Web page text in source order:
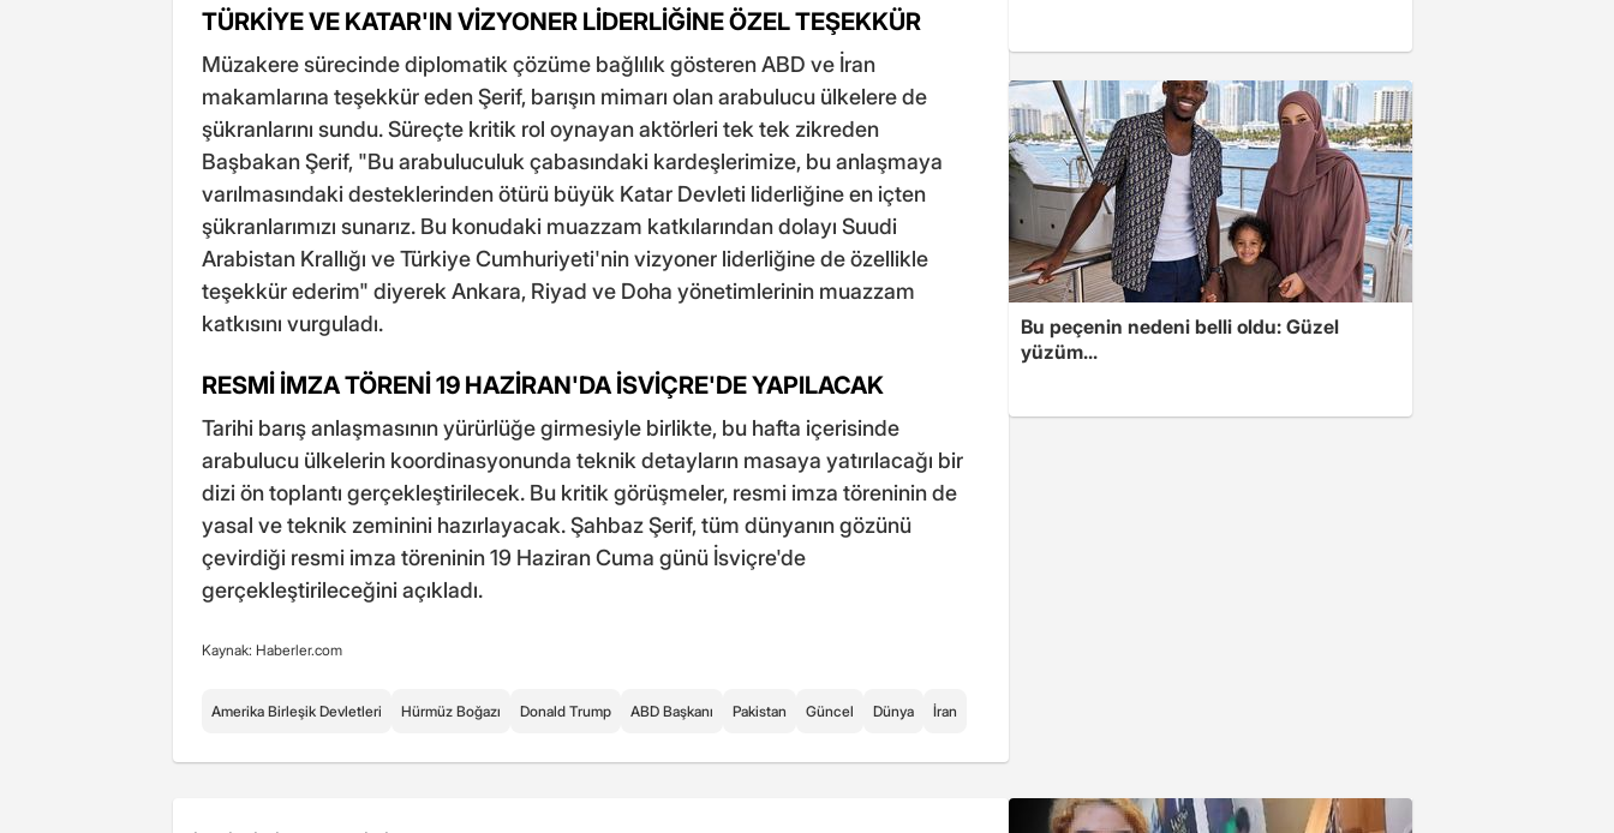
TÜRKİYE VE KATAR'IN VİZYONER LİDERLİĞİNE ÖZEL TEŞEKKÜR
Müzakere sürecinde diplomatik çözüme bağlılık gösteren ABD ve İran
makamlarına teşekkür eden Şerif, barışın mimarı olan arabulucu ülkelere de
şükranlarını sundu. Süreçte kritik rol oynayan aktörleri tek tek zikreden
Başbakan Şerif, "Bu arabuluculuk çabasındaki kardeşlerimize, bu anlaşmaya
varılmasındaki desteklerinden ötürü büyük Katar Devleti liderliğine en içten
şükranlarımızı sunarız. Bu konudaki muazzam katkılarından dolayı Suudi
Arabistan Krallığı ve Türkiye Cumhuriyeti'nin vizyoner liderliğine de özellikle
teşekkür ederim" diyerek Ankara, Riyad ve Doha yönetimlerinin muazzam
katkısını vurguladı.
RESMİ İMZA TÖRENİ 19 HAZİRAN'DA İSVİÇRE'DE YAPILACAK
Tarihi barış anlaşmasının yürürlüğe girmesiyle birlikte, bu hafta içerisinde
arabulucu ülkelerin koordinasyonunda teknik detayların masaya yatırılacağı bir
dizi ön toplantı gerçekleştirilecek. Bu kritik görüşmeler, resmi imza töreninin de
yasal ve teknik zeminini hazırlayacak. Şahbaz Şerif, tüm dünyanın gözünü
çevirdiği resmi imza töreninin 19 Haziran Cuma günü İsviçre'de
gerçekleştirileceğini açıkladı.
Kaynak: Haberler.com
Amerika Birleşik Devletleri Hürmüz Boğazı Donald Trump ABD Başkanı Pakistan Güncel Dünya İran
Bu peçenin nedeni belli oldu: Güzel
yüzüm...